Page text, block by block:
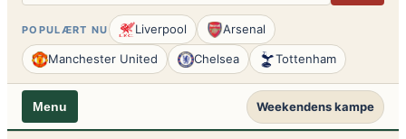
POPULÆRT NU Liverpool Arsenal
Manchester United Chelsea Tottenham
Menu Weekendens kampe